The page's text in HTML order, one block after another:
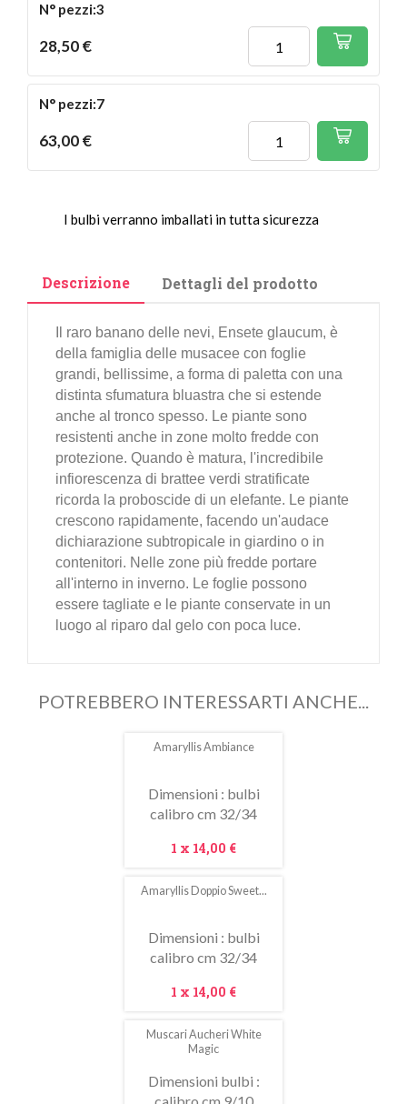
N° pezzi:3
28,50 €
N° pezzi:7
63,00 €
I bulbi verranno imballati in tutta sicurezza
Descrizione Dettagli del prodotto
Il raro banano delle nevi, Ensete glaucum, è
della famiglia delle musacee con foglie
grandi, bellissime, a forma di paletta con una
distinta sfumatura bluastra che si estende
anche al tronco spesso. Le piante sono
resistenti anche in zone molto fredde con
protezione. Quando è matura, l'incredibile
infiorescenza di brattee verdi stratificate
ricorda la proboscide di un elefante. Le piante
crescono rapidamente, facendo un'audace
dichiarazione subtropicale in giardino o in
contenitori. Nelle zone più fredde portare
all'interno in inverno. Le foglie possono
essere tagliate e le piante conservate in un
luogo al riparo dal gelo con poca luce.
POTREBBERO INTERESSARTI ANCHE...
Amaryllis Ambiance
Dimensioni : bulbi
calibro cm 32/34
Prezzo
1 x 14,00 €
Amaryllis Doppio Sweet...
Dimensioni : bulbi
calibro cm 32/34
Prezzo
1 x 14,00 €
Muscari Aucheri White
Magic
Dimensioni bulbi :